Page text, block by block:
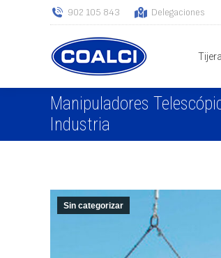
902 105 843 Delegaciones
Manipuladores
Industria
Sin categorizar